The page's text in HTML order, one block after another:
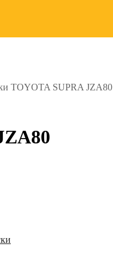
TOYOTA SUPRA JZA80